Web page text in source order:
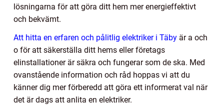
lösningarna för att göra ditt hem mer energieffektivt
och bekvämt.
Att hitta en erfaren och pålitlig elektriker i Täby är a och
o för att säkerställa ditt hems eller företags
elinstallationer är säkra och fungerar som de ska. Med
ovanstående information och råd hoppas vi att du
känner dig mer förberedd att göra ett informerat val när
det är dags att anlita en elektriker.